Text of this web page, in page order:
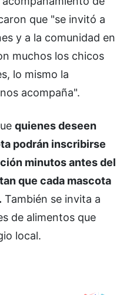
que "se invitó a
y a la comunidad en
muchos los chicos
lo mismo la
acompaña".
quienes deseen
podrán inscribirse
minutos antes del
que cada mascota
También se invita a
de alimentos que
local.